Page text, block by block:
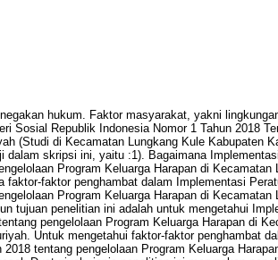
hukum. Faktor masyarakat, yakni
Sosial Republik Indonesia Nomor 1 Tahun 2018
(Studi di Kecamatan Lungkang Kule Kabupaten
dalam skripsi ini, yaitu :1). Bagaimana
Program Keluarga Harapan di
faktor penghambat dalam Implementasi
Program Keluarga Harapan di
tujuan penelitian ini adalah untuk mengetahui
pengelolaan Program Keluarga Harapan di
Untuk mengetahui faktor-faktor penghambat
tentang pengelolaan Program Keluarga